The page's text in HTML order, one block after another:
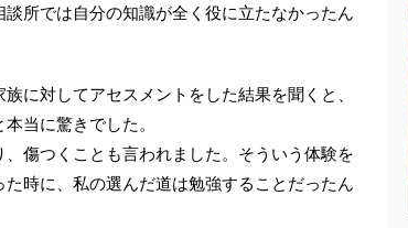
所では自分の知識が全く役に立たなかったん
に対してアセスメントをした結果を聞くと、
当に驚きでした。
傷つくことも言われました。そういう体験を
時に、私の選んだ道は勉強することだったん